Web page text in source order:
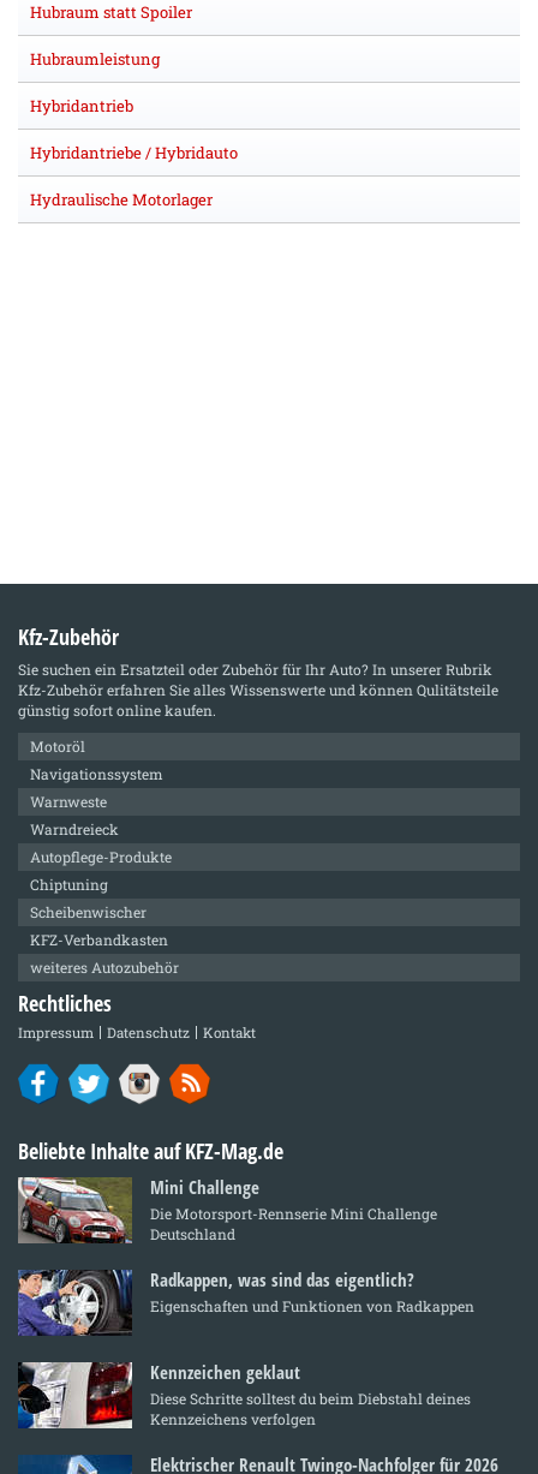
Hubraum statt Spoiler
Hubraumleistung
Hybridantrieb
Hybridantriebe / Hybridauto
Hydraulische Motorlager
Kfz-Zubehör
Sie suchen ein Ersatzteil oder Zubehör für Ihr Auto? In unserer Rubrik
Kfz-Zubehörerfahren Sie alles Wissenswerte und können Qulitätsteile
günstig sofort online kaufen.
Motoröl
Navigationssystem
Warnweste
Warndreieck
Autopflege-Produkte
Chiptuning
Scheibenwischer
KFZ-Verbandkasten
weiteres Autozubehör
Rechtliches
Impressum Datenschutz Kontakt
Beliebte Inhalte auf KFZ-Mag.de
Mini Challenge
Die Motorsport-Rennserie Mini Challenge
Deutschland
Radkappen, was sind das eigentlich?
Eigenschaften und Funktionen von Radkappen
Kennzeichen geklaut
Diese Schritte solltest du beim Diebstahl deines
Kennzeichens verfolgen
Elektrischer Renault Twingo-Nachfolger für 2026